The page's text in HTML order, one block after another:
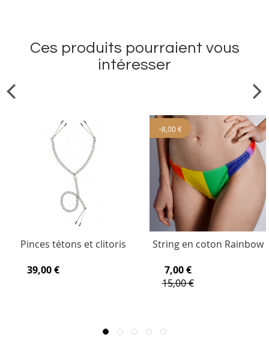
Ces produits pourraient vous
intéresser
Pinces tétons et clitoris
39,00 €
-8,00 €
String en coton Rainbow
7,00 €
15,00 €